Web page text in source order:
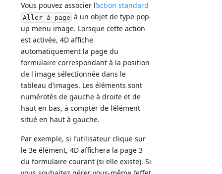
Vous pouvez associer l’action standard
Aller à page à un objet de type pop-
up menu image. Lorsque cette action
est activée, 4D affiche
automatiquement la page du
formulaire correspondant à la position
de l'image sélectionnée dans le
tableau d'images. Les éléments sont
numérotés de gauche à droite et de
haut en bas, à compter de l’élément
situé en haut à gauche.
Par exemple, si l’utilisateur clique sur
le 3e élément, 4D affichera la page 3
du formulaire courant (si elle existe). Si